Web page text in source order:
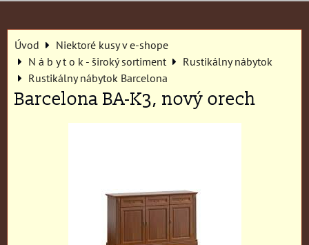
Úvod
Niektoré kusy v e-shope
N á b y t o k - široký sortiment
Rustikálny nábytok
Rustikálny nábytok Barcelona
Barcelona BA-K3, nový orech